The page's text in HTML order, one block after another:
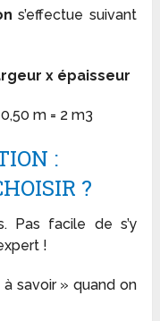
s’effectue suivant
x épaisseur
m = 2 m3
:
?
Pas facile de s’y
!
savoir » quand on